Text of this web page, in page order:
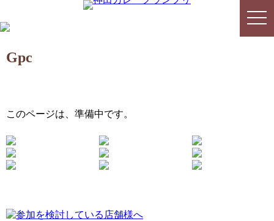
Gpc
このページは、準備中です。